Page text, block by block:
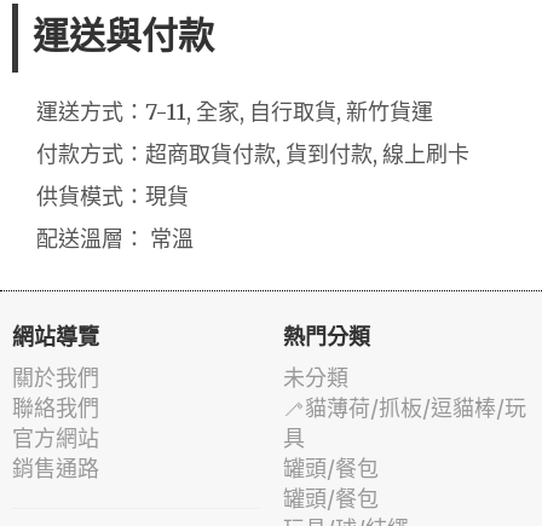
運送與付款
運送方式：7-11, 全家, 自行取貨, 新竹貨運
付款方式：超商取貨付款, 貨到付款, 線上刷卡
供貨模式：現貨
配送溫層： 常溫
網站導覽
關於我們
聯絡我們
官方網站
銷售通路
熱門分類
未分類
🦯貓薄荷/抓板/逗貓棒/玩
具
罐頭/餐包
罐頭/餐包